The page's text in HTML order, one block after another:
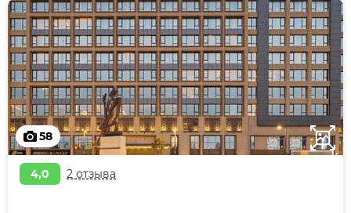
58
4,0 2 отзыва